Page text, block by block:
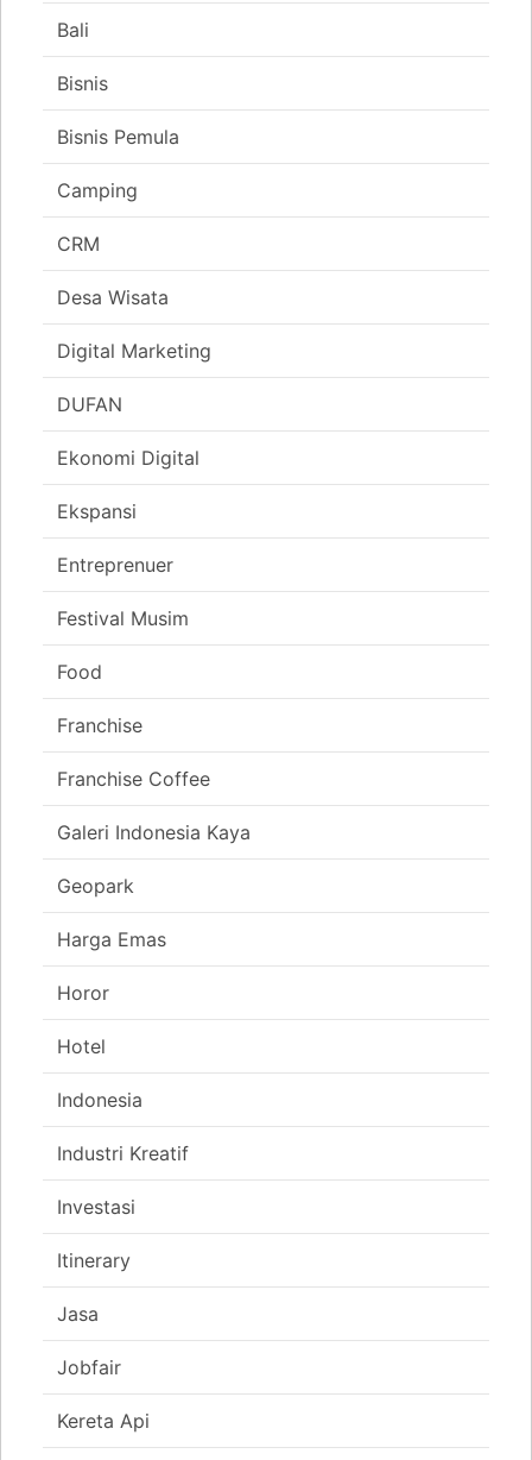
Bali
Bisnis
Bisnis Pemula
Camping
CRM
Desa Wisata
Digital Marketing
DUFAN
Ekonomi Digital
Ekspansi
Entreprenuer
Festival Musim
Food
Franchise
Franchise Coffee
Galeri Indonesia Kaya
Geopark
Harga Emas
Horor
Hotel
Indonesia
Industri Kreatif
Investasi
Itinerary
Jasa
Jobfair
Kereta Api